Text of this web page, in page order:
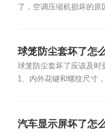
了，空调压缩机损坏的原
球笼防尘套坏了怎
球笼防尘套坏了应该及时
1、内外花键和螺纹尺寸
汽车显示屏坏了怎